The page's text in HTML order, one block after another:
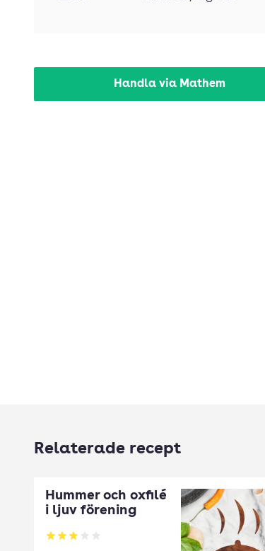
Handla via Mathem
Relaterade recept
Hummer och oxfilé
i ljuv förening
Betyg: 2.89 av 5